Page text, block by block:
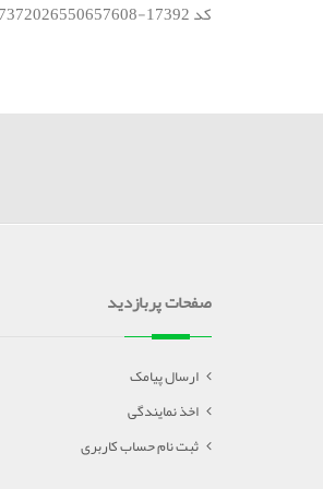
کد BSC : 192188373307372026550657608-17392;
صفحات پربازدید
ارسال پیامک
اخذ نمایندگی
ثبت نام حساب کاربری